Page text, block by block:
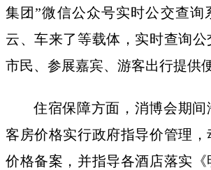
集团”微信公众号实时公交查询
云、车来了等载体，实时查询
市民、参展嘉宾、游客出行提
住宿保障方面，消博会期
客房价格实行政府指导价管理
价格备案，并指导各酒店落实《